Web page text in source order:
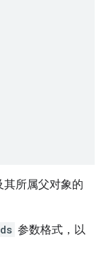
所属父对象的
参数格式，以